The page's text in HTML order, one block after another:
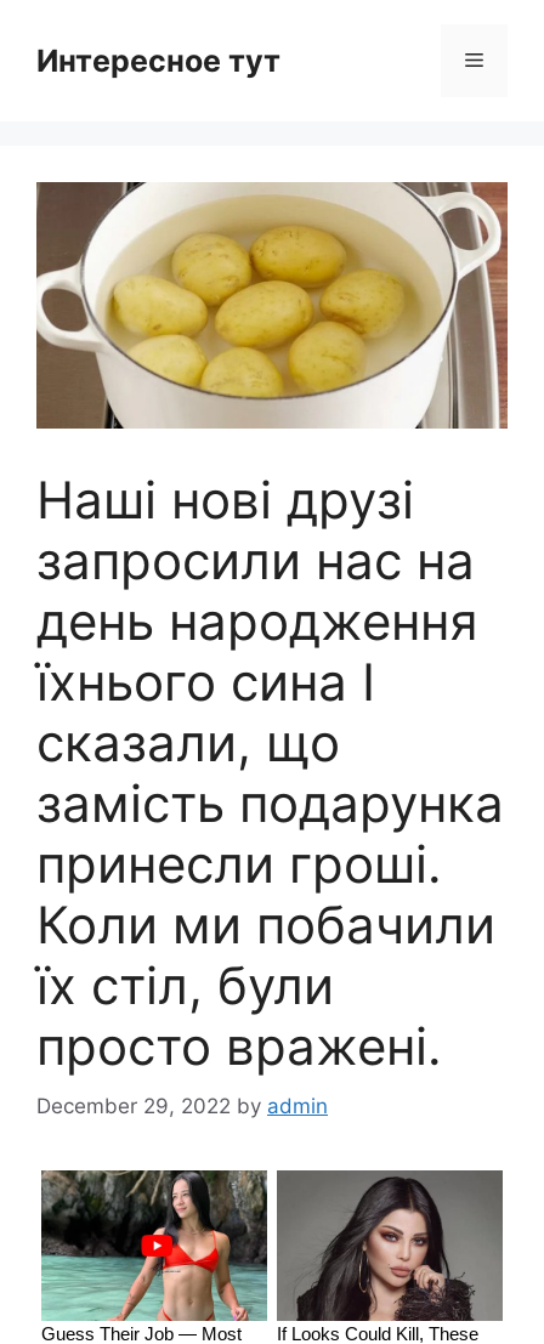
contentИнтересное тут Menu
Наші нові друзі
запросили нас на
день народження
їхнього сина І
сказали, що
замість подарунка
принесли гроші.
Коли ми побачили
їх стіл, були
просто вражені.
December 29, 2022 by admin